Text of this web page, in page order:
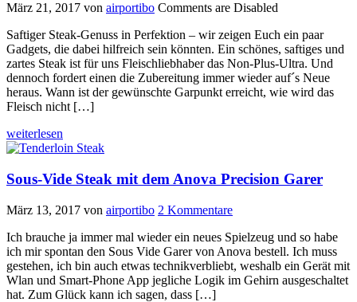
März 21, 2017 von airportibo Comments are Disabled
Saftiger Steak-Genuss in Perfektion – wir zeigen Euch ein paar
Gadgets, die dabei hilfreich sein könnten. Ein schönes, saftiges und
zartes Steak ist für uns Fleischliebhaber das Non-Plus-Ultra. Und
dennoch fordert einen die Zubereitung immer wieder auf´s Neue
heraus. Wann ist der gewünschte Garpunkt erreicht, wie wird das
Fleisch nicht […]
weiterlesen
Sous-Vide Steak mit dem Anova Precision Garer
März 13, 2017 von airportibo 2 Kommentare
Ich brauche ja immer mal wieder ein neues Spielzeug und so habe
ich mir spontan den Sous Vide Garer von Anova bestell. Ich muss
gestehen, ich bin auch etwas technikverbliebt, weshalb ein Gerät mit
Wlan und Smart-Phone App jegliche Logik im Gehirn ausgeschaltet
hat. Zum Glück kann ich sagen, dass […]